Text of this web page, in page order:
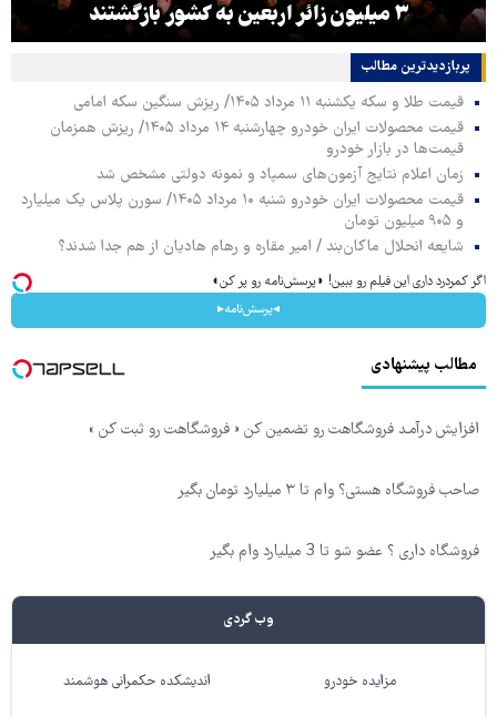
کرد
پربازدیدترین‌ مطالب
قیمت طلا و سکه یکشنبه ۱۱ مرداد ۱۴۰۵/ ریزش سنگین سکه امامی
قیمت محصولات ایران خودرو چهارشنبه ۱۴ مرداد ۱۴۰۵/ ریزش همزمان
قیمت‌ها در بازار خودرو
زمان اعلام نتایج آزمون‌های سمپاد و نمونه دولتی مشخص شد
قیمت محصولات ایران خودرو شنبه ۱۰ مرداد ۱۴۰۵/ سورن پلاس یک میلیارد
و ۹۰۵ میلیون تومان
شایعه انحلال ماکان‌بند / امیر مقاره و رهام هادیان از هم جدا شدند؟
اگر کمردرد داری این فیلم رو ببین! ◗پرسش‌نامه رو پر کن◖
◂پرسش‌نامه▸
مطالب پیشنهادی
افزایش درآمـد فروشگاهت رو تضمین کن « فروشگاهت رو ثبت کن »
صاحب فروشگاه هستی؟ وام تا ۳ میلیارد تومان بگیر
فروشگاه داری ؟ عضو شو تا 3 میلیارد وام بگیر
وب گردی
مزایده خودرو اندیشکده حکمرانی هوشمند